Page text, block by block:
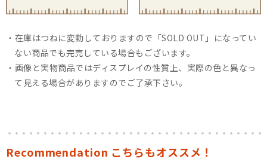
在庫はつねに変動しておりますので「SOLD OUT」になってい
ない商品でも完売している場合もございます。
画像と実物商品ではディスプレイの性質上、実際の色と異なっ
て見える場合がありますのでご了承下さい。
Recommendation こちらもオススメ！